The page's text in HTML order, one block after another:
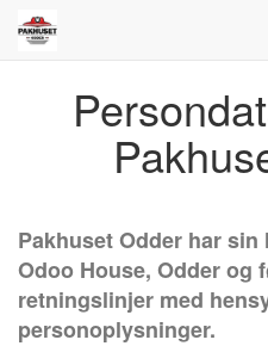
Pakhuset Odder har
Odoo House, Odder og
retningslinjer med
personoplysninger.